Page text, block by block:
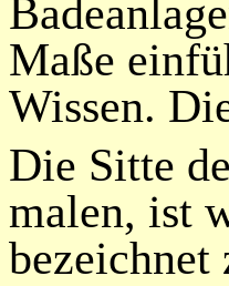
Maße
Wissen.
Die Sitte
malen, ist
bezeichnet